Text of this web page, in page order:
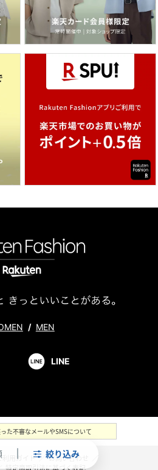
絞り込み
/ MEN
LINE
った不審なメールやSMSについて
利用ガイド ／ お問い合わせ
特定商取引法に基づく表記